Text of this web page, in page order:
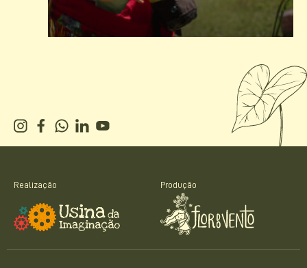
Realização Produção